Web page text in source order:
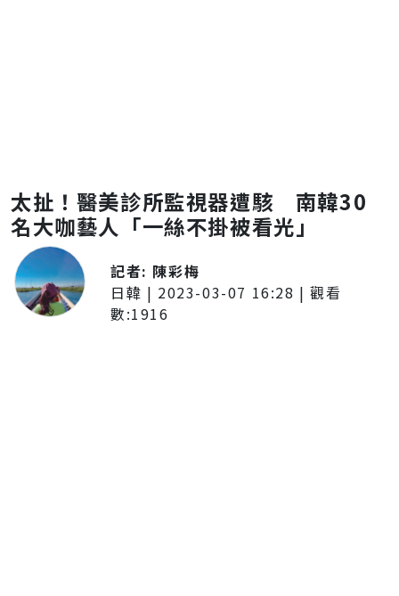
太扯！醫美診所監視器遭駭 南韓30
名大咖藝人「一絲不掛被看光」
記者: 陳彩梅
日韓 | 2023-03-07 16:28 | 觀看
數:1916